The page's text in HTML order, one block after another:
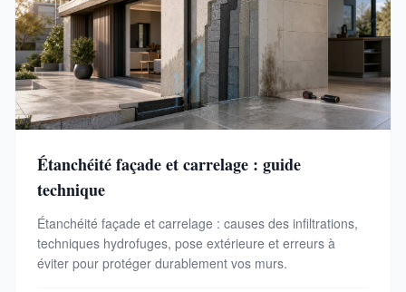
Étanchéité façade et carrelage : guide
technique
Étanchéité façade et carrelage : causes des infiltrations,
techniques hydrofuges, pose extérieure et erreurs à
éviter pour protéger durablement vos murs.